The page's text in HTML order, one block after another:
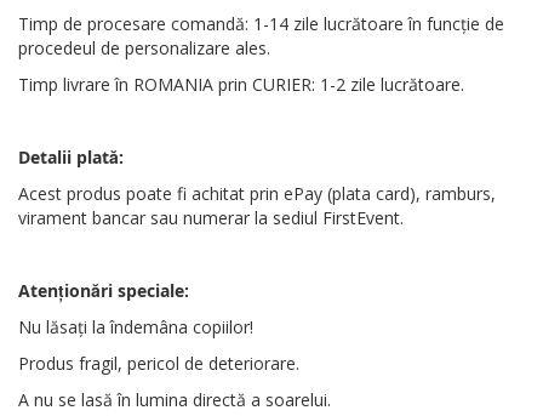
Timp de procesare comandă: 1-14 zile lucrătoare în funcție de
procedeul de personalizare ales.
Timp livrare în ROMANIA prin CURIER: 1-2 zile lucrătoare.
Detalii plată:
Acest produs poate fi achitat prin ePay (plata card), ramburs,
virament bancar sau numerar la sediul FirstEvent.
Atenționări speciale:
Nu lăsați la îndemâna copiilor!
Produs fragil, pericol de deteriorare.
A nu se lasă în lumina directă a soarelui.